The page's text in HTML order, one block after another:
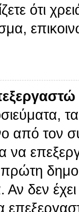
ότι
από τον
να
δεν